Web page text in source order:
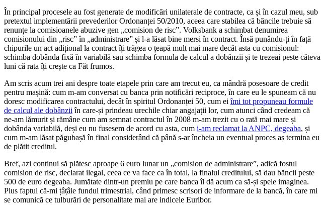
În principal procesele au fost generate de modificări unilaterale de contracte, ca și în cazul meu, sub
pretextul implementării prevederilor Ordonanței 50/2010, aceea care stabilea că băncile trebuie să
renunțe la comisioanele abuzive gen „comision de risc”. Volksbank a schimbat denumirea
comisionului din „risc” în „administrare” și l-a lăsat bine mersi în contract. Însă punându-ți în față
chipurile un act adițional la contract îți trăgea o țeapă mult mai mare decât asta cu comisionul:
schimba dobânda fixă în variabilă sau schimba formula de calcul a dobânzii și te trezeai peste câteva
luni că rata îți crește ca Făt frumos.
Am scris acum trei ani despre toate etapele prin care am trecut eu, ca mândră posesoare de credit
pentru mașină: cum m-am conversat cu banca prin notificări reciproce, în care eu le spuneam că nu
doresc modificarea contractului, decât în spiritul Ordonanței 50, cum eiîmi tot propuneau formule
de calcul ale dobânziiîn care-și prindeau urechile chiar angajații lor, cum atunci când credeam că
ne-am lămurit și rămâne cum am semnat contractul în 2008 m-am trezit cu o rată mai mare și
dobânda variabilă, deși eu nu fusesem de acord cu asta, cum i-am reclamat la ANPC, degeaba, și
cum m-am lăsat păgubașă în final considerând că până s-ar încheia un eventual proces aș termina eu
de plătit creditul.
Bref, azi continui să plătesc aproape 6 euro lunar un „comision de administrare”, adică fostul
comision de risc, declarat ilegal, ceea ce va face ca în total, la finalul creditului, să dau băncii peste
500 de euro degeaba. Jumătate dintr-un premiu pe care banca îl dă acum ca să-și spele imaginea.
Plus faptul că-mi țâțâie fundul trimestrial, când primesc scrisori de informare de la bancă, în care mi
se comunică ce tulburări de personalitate mai are indicele Euribor.